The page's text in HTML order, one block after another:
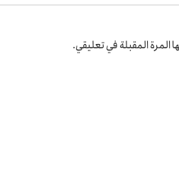
المرة المقبلة في تعليقي.